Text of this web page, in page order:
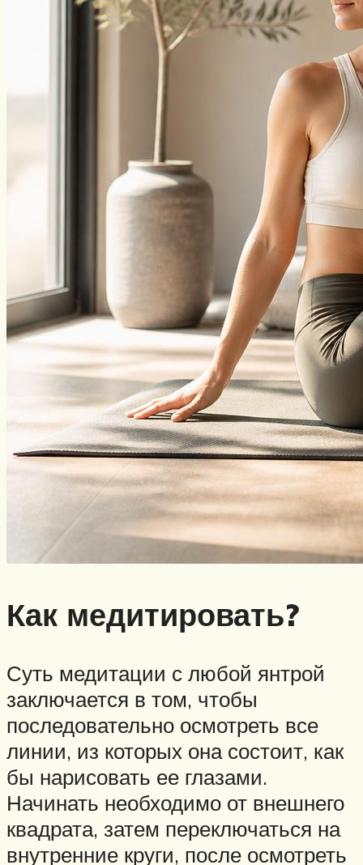
Как медитировать?
Суть медитации с любой янтрой
заключается в том, чтобы
последовательно осмотреть все
линии, из которых она состоит, как
бы нарисовать ее глазами.
Начинать необходимо от внешнего
квадрата, затем переключаться на
внутренние круги, после осмотреть